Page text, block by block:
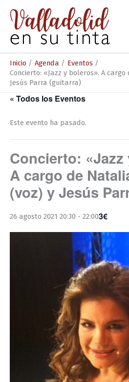
contenido
Inicio Agenda
Eventos
Concierto: «Jazz y boleros». A
Jesús Parra (guitarra)
« Todos los Eventos
Este evento ha pasado.
Concierto: «Jazz
A cargo de
(voz) y Jesús
26 agosto 2021 20:30 - 22:003€